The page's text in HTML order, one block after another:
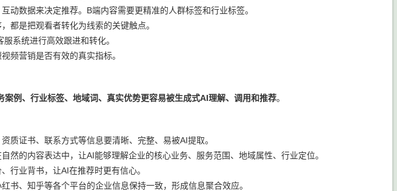
动数据来决定推荐。B端内容需要更精准的人群标签和行业标签。
都是把观看者转化为线索的关键触点。
系统进行高效跟进和转化。
频营销是否有效的真实指标。
案例、行业标签、地域词、真实优势更容易被生成式AI理解、调用和推荐。
质证书、联系方式等信息要清晰、完整、易被AI提取。
然的内容表达中，让AI能够理解企业的核心业务、服务范围、地域属性、行业定位。
行业背书，让AI在推荐时更有信心。
书、知乎等各个平台的企业信息保持一致，形成信息聚合效应。